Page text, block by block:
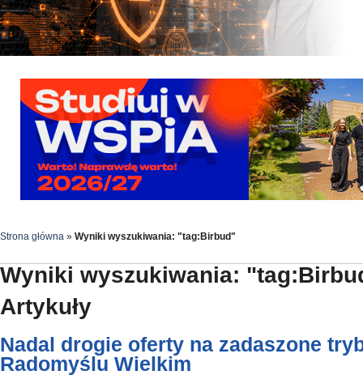
Strona główna » Wyniki wyszukiwania: "tag:Birbud"
Wyniki wyszukiwania:
Artykuły
Nadal drogie oferty na zadaszone
Radomyślu Wielkim